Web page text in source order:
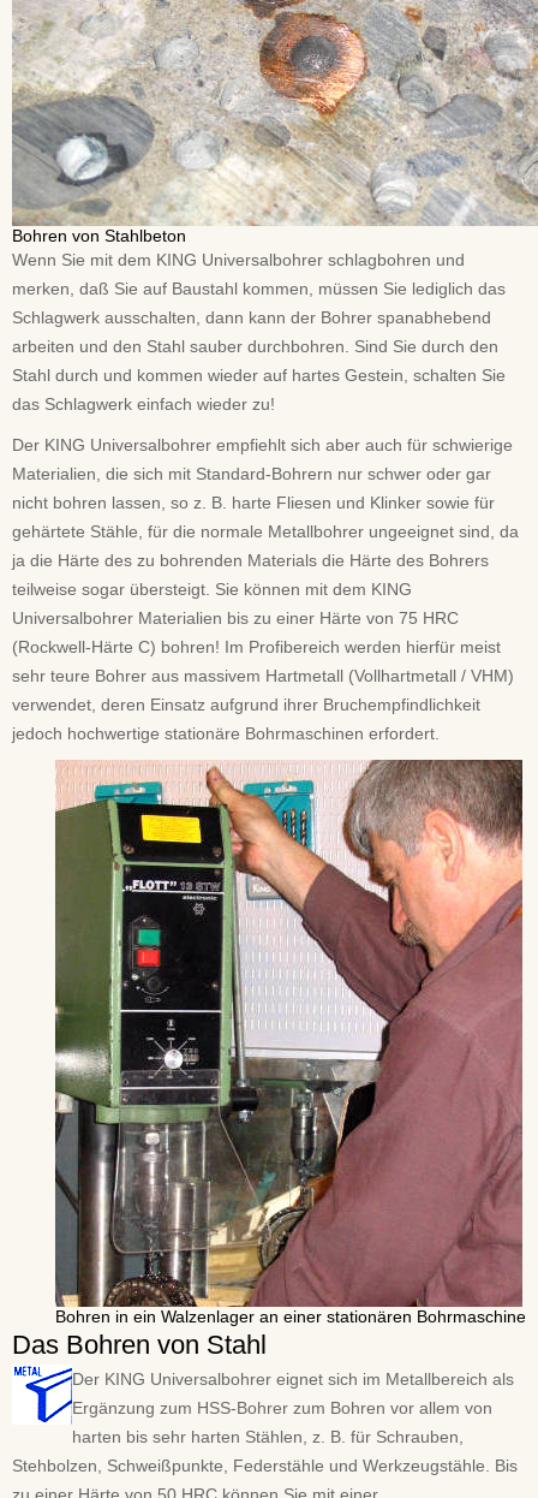
Bohren von Stahlbeton
Wenn Sie mit dem KING Universalbohrer schlagbohren und
merken, daß Sie auf Baustahl kommen, müssen Sie lediglich das
Schlagwerk ausschalten, dann kann der Bohrer spanabhebend
arbeiten und den Stahl sauber durchbohren. Sind Sie durch den
Stahl durch und kommen wieder auf hartes Gestein, schalten Sie
das Schlagwerk einfach wieder zu!
Der KING Universalbohrer empfiehlt sich aber auch für schwierige
Materialien, die sich mit Standard-Bohrern nur schwer oder gar
nicht bohren lassen, so z. B. harte Fliesen und Klinker sowie für
gehärtete Stähle, für die normale Metallbohrer ungeeignet sind, da
ja die Härte des zu bohrenden Materials die Härte des Bohrers
teilweise sogar übersteigt. Sie können mit dem KING
Universalbohrer Materialien bis zu einer Härte von 75 HRC
(Rockwell-Härte C) bohren! Im Profibereich werden hierfür meist
sehr teure Bohrer aus massivem Hartmetall (Vollhartmetall / VHM)
verwendet, deren Einsatz aufgrund ihrer Bruchempfindlichkeit
jedoch hochwertige stationäre Bohrmaschinen erfordert.
Bohren in ein Walzenlager an einer stationären Bohrmaschine
Das Bohren von Stahl
Der KING Universalbohrer eignet sich im Metallbereich als
Ergänzung zum HSS-Bohrer zum Bohren vor allem von
harten bis sehr harten Stählen, z. B. für Schrauben,
Stehbolzen, Schweißpunkte, Federstähle und Werkzeugstähle. Bis